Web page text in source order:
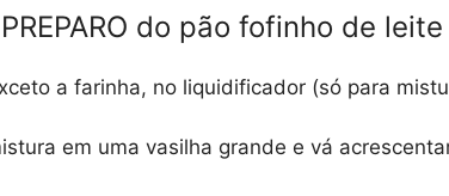
do pão fofinho de leite
a farinha, no liquidificador (só para
em uma vasilha grande e vá